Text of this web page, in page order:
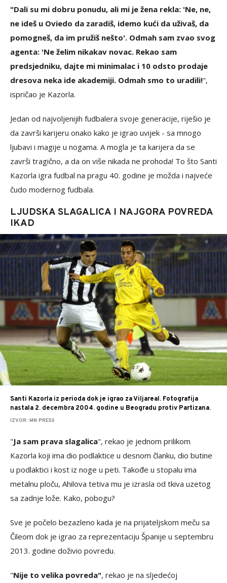
"Dali su mi dobru ponudu, ali mi je žena rekla: 'Ne, ne,
ne ideš u Oviedo da zaradiš, idemo kući da uživaš, da
pomogneš, da im pružiš nešto'. Odmah sam zvao svog
agenta: 'Ne želim nikakav novac. Rekao sam
predsjedniku, dajte mi minimalac i 10 odsto prodaje
dresova neka ide akademiji. Odmah smo to uradili!",
ispričao je Kazorla.
Jedan od najvoljenijih fudbalera svoje generacije, riješio je
da završi karijeru onako kako je igrao uvijek - sa mnogo
ljubavi i magije u nogama. A mogla je ta karijera da se
završi tragično, a da on više nikada ne prohoda! To što Santi
Kazorla igra fudbal na pragu 40. godine je možda i najveće
čudo modernog fudbala.
LJUDSKA SLAGALICA I NAJGORA POVREDA
IKAD
Santi Kazorla iz perioda dok je igrao za Viljareal. Fotografija
nastala 2. decembra 2004. godine u Beogradu protiv Partizana.
IZVOR: MN PRESS
"Ja sam prava slagalica", rekao je jednom prilikom
Kazorla koji ima dio podlaktice u desnom članku, dio butine
u podlaktici i kost iz noge u peti. Takođe u stopalu ima
metalnu ploču, Ahilova tetiva mu je izrasla od tkiva uzetog
sa zadnje lože. Kako, pobogu?
Sve je počelo bezazleno kada je na prijateljskom meču sa
Čileom dok je igrao za reprezentaciju Španije u septembru
2013. godine doživio povredu.
"Nije to velika povreda", rekao je na sljedećoj